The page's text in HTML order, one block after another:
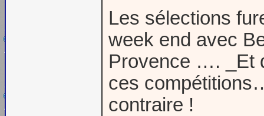
Les sélections
week end avec
Provence …. _Et
ces
contraire !